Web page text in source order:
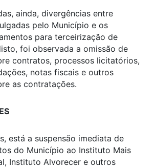
ainda, divergências entre
pelo Município e os
para terceirização de
foi observada a omissão de
contratos, processos licitatórios,
notas fiscais e outros
as contratações.
está a suspensão imediata de
do Município ao Instituto Mais
Instituto Alvorecer e outros